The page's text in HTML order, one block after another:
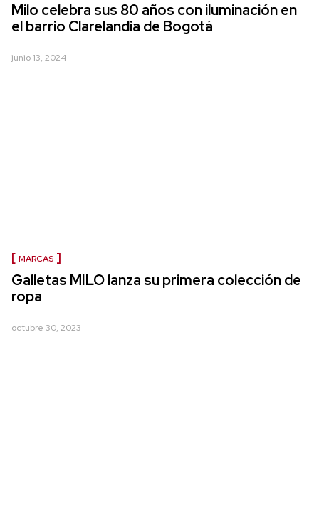
Milo celebra sus 80 años con iluminación en
el barrio Clarelandia de Bogotá
junio 13, 2024
MARCAS
Galletas MILO lanza su primera colección de
ropa
octubre 30, 2023